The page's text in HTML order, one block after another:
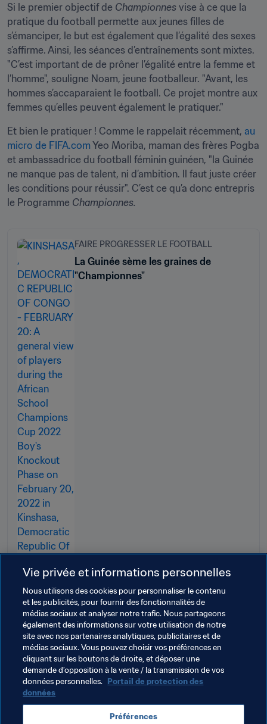
Si le premier objectif de Championnes vise à ce que la
pratique du football permette aux jeunes filles de
s’émanciper, le but est également que l’égalité des sexes
s’affirme. Ainsi, les séances d’entraînements sont mixtes.
"C’est important de de prôner l’égalité entre la femme et
l’homme", souligne Noam, jeune footballeur. "Avant, les
hommes s’accaparaient le football. Ce projet montre aux
femmes qu’elles peuvent également le pratiquer."
Et bien le pratiquer ! Comme le rappelait récemment, au
micro de FIFA.com Yeo Moriba, maman des frères Pogba
et ambassadrice du football féminin guinéen, "la Guinée
ne manque pas de talent, ni d’ambition. Il faut juste créer
les conditions pour réussir". C’est ce qu’a donc entrepris
le Programme Championnes.
FAIRE PROGRESSER LE FOOTBALL
La Guinée sème les graines de
"Championnes"
Thèmes en lien
Faire progresser le football Organisation
Vie privée et informations personnelles
Nous utilisons des cookies pour personnaliser le contenu
et les publicités, pour fournir des fonctionnalités de
médias sociaux et analyser notre trafic. Nous partageons
également des informations sur votre utilisation de notre
site avec nos partenaires analytiques, publicitaires et de
médias sociaux. Vous pouvez choisir vos préférences en
cliquant sur les boutons de droite, et déposer une
demande d’opposition à la vente / la transmission de vos
données personnelles. Portail de protection des
données
Préférences